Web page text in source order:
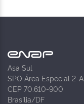
Asa Sul
SPO Área Especial 2-A
CEP 70.610-900
Brasília/DF